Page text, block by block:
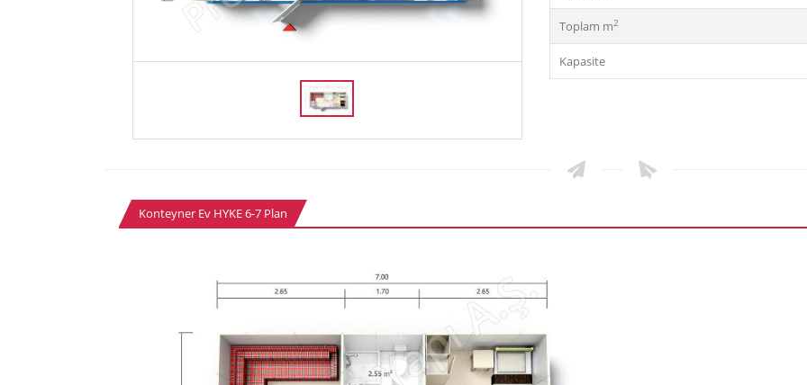
Toplam m2
Kapasite
Konteyner Ev HYKE 6-7 Plan